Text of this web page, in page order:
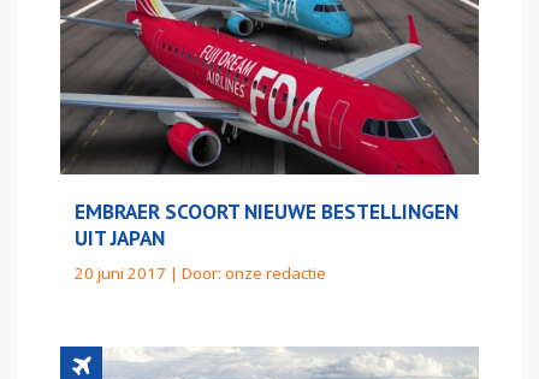
EMBRAER SCOORT NIEUWE BESTELLINGEN
UIT JAPAN
20 juni 2017 | Door: onze redactie